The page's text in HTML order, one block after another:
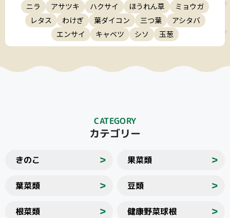
ニラ
アサツキ ハクサイ ほうれん草
ミョウガ
レタス
わけぎ 葉ダイコン 三つ葉
アシタバ
エンサイ
キャベツ シソ 玉葱
CATEGORY
カテゴリー
きのこ ＞ 果菜類 ＞
葉菜類 ＞ 豆類 ＞
根菜類 ＞ 健康野菜球根 ＞